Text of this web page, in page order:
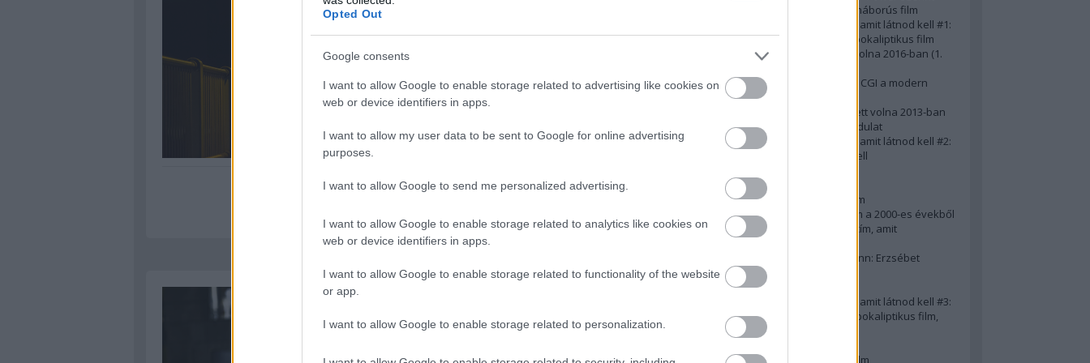
Opted Out
Google consents
I want to allow Google to enable storage related to advertising like cookies on
web or device identifiers in apps.
I want to allow my user data to be sent to Google for online advertising
purposes.
I want to allow Google to send me personalized advertising.
I want to allow Google to enable storage related to analytics like cookies on
web or device identifiers in apps.
I want to allow Google to enable storage related to functionality of the website
or app.
I want to allow Google to enable storage related to personalization.
A védelmező / The
Alapvetően kevés ifjú titán igyekszik
helyreállítani az akciófilmek megtépázott
méltóságát, néhány Gareth Evans-
típusú zseni helyett így kénytelenek
vagyunk a rutinosabb alkotókra figyelni
Greegrass-Damon…
Az igazi 10 legjobb
A 10 legjobb második világháborús film
50 posztapokaliptikus film, amit látnod kell #1:
A 10 legkreatívabb posztapokaliptikus film
20 film, amit látnod kellett volna 2016-ban (1.
Ezért néz ki borzasztóan a CGI a modern
filmekben (is)
15(+1) film, amit látnod kellett volna 2013-ban
A 15 legnagyobb filmes fordulat
50 posztapokaliptikus film, amit látnod kell #2:
10 zombifilm, amit látnod kell
A 10 legjobb Brad Pitt-film
A 10 legjobb Mel Gibson-film
Az igazi 10 legjobb akciófilm a 2000-es évekből
10 iszonyatos magyar filmcím, amit
Könyvkritika: Brigitte Hamann: Erzsébet
királyné (2019)
A 10 legjobb Al Pacino - film
50 posztapokaliptikus film, amit látnod kell #3:
10 (nem is annyira) posztapokaliptikus film,
amit látnod kell
A 10 legjobb Matt Damon-film